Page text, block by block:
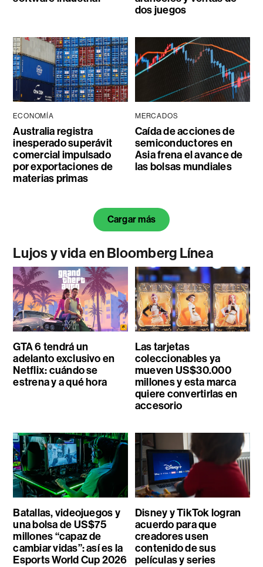
dos juegos
ECONOMÍA
Australia registra
inesperado superávit
comercial impulsado
por exportaciones de
materias primas
MERCADOS
Caída de acciones de
semiconductores en
Asia frena el avance de
las bolsas mundiales
Cargar más
Lujos y vida en Bloomberg Línea
GTA 6 tendrá un
adelanto exclusivo en
Netflix: cuándo se
estrena y a qué hora
Las tarjetas
coleccionables ya
mueven US$30.000
millones y esta marca
quiere convertirlas en
accesorio
Batallas, videojuegos y
una bolsa de US$75
millones “capaz de
cambiar vidas”: así es la
Esports World Cup 2026
Disney y TikTok logran
acuerdo para que
creadores usen
contenido de sus
películas y series